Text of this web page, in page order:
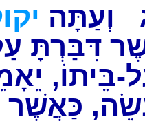
וְעַתָּה
דִּבַּרְתָּ
בֵּיתוֹ,
כַּאֲשֶׁר